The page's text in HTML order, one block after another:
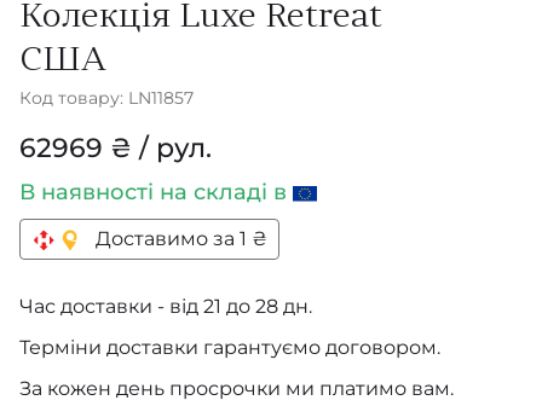
Колекція Luxe Retreat
США
Код товару: LN11857
62969 ₴ / рул.
В наявності на складі в
Доставимо за 1 ₴
Час доставки - від 21 до 28 дн.
Терміни доставки гарантуємо договором.
За кожен день просрочки ми платимо вам.